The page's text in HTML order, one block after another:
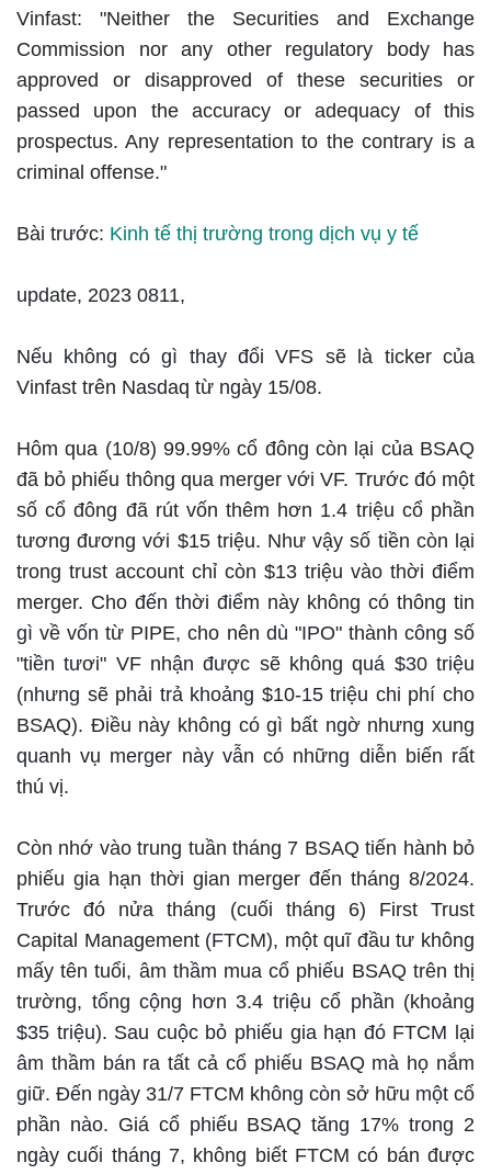
Vinfast: "Neither the Securities and Exchange
Commission nor any other regulatory body has
approved or disapproved of these securities or
passed upon the accuracy or adequacy of this
prospectus. Any representation to the contrary is a
criminal offense."
Bài trước: Kinh tế thị trường trong dịch vụ y tế
update, 2023 0811,
Nếu không có gì thay đổi VFS sẽ là ticker của
Vinfast trên Nasdaq từ ngày 15/08.
Hôm qua (10/8) 99.99% cổ đông còn lại của BSAQ
đã bỏ phiếu thông qua merger với VF. Trước đó một
số cổ đông đã rút vốn thêm hơn 1.4 triệu cổ phần
tương đương với $15 triệu. Như vậy số tiền còn lại
trong trust account chỉ còn $13 triệu vào thời điểm
merger. Cho đến thời điểm này không có thông tin
gì về vốn từ PIPE, cho nên dù "IPO" thành công số
"tiền tươi" VF nhận được sẽ không quá $30 triệu
(nhưng sẽ phải trả khoảng $10-15 triệu chi phí cho
BSAQ). Điều này không có gì bất ngờ nhưng xung
quanh vụ merger này vẫn có những diễn biến rất
thú vị.
Còn nhớ vào trung tuần tháng 7 BSAQ tiến hành bỏ
phiếu gia hạn thời gian merger đến tháng 8/2024.
Trước đó nửa tháng (cuối tháng 6) First Trust
Capital Management (FTCM), một quĩ đầu tư không
mấy tên tuổi, âm thầm mua cổ phiếu BSAQ trên thị
trường, tổng cộng hơn 3.4 triệu cổ phần (khoảng
$35 triệu). Sau cuộc bỏ phiếu gia hạn đó FTCM lại
âm thầm bán ra tất cả cổ phiếu BSAQ mà họ nắm
giữ. Đến ngày 31/7 FTCM không còn sở hữu một cổ
phần nào. Giá cổ phiếu BSAQ tăng 17% trong 2
ngày cuối tháng 7, không biết FTCM có bán được